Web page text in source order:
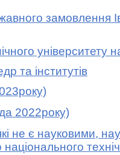
замовлення
університету
та інститутів
2022року)
не є науковими,